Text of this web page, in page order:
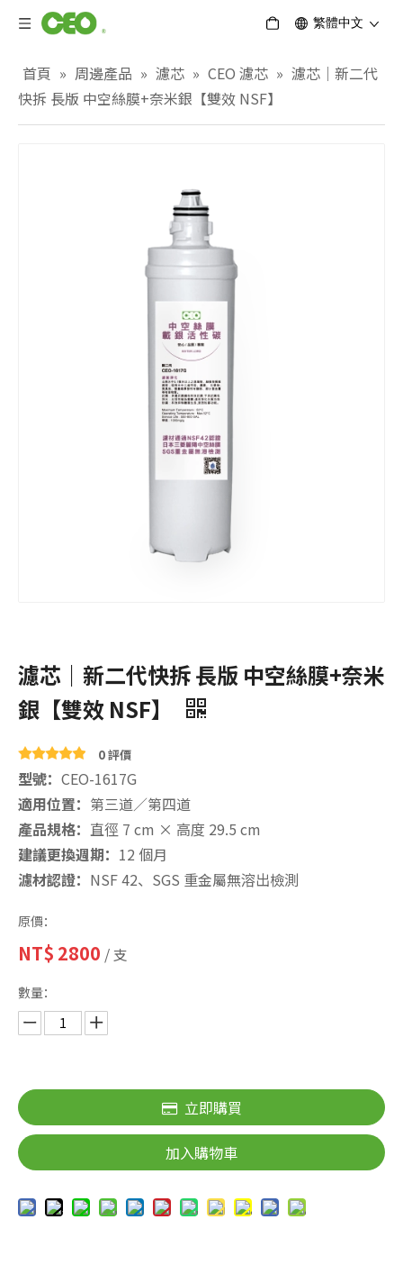
繁體中文
首頁 » 周邊產品 » 濾芯 » CEO 濾芯 » 濾芯｜新二代
快拆 長版 中空絲膜+奈米銀【雙效 NSF】
濾芯｜新二代快拆 長版 中空絲膜+奈米
銀【雙效 NSF】
0 評價
型號： CEO-1617G
適用位置： 第三道／第四道
產品規格： 直徑 7 cm × 高度 29.5 cm
建議更換週期： 12 個月
濾材認證： NSF 42、SGS 重金屬無溶出檢測
原價：
NT$ 2800 / 支
數量：
立即購買
加入購物車